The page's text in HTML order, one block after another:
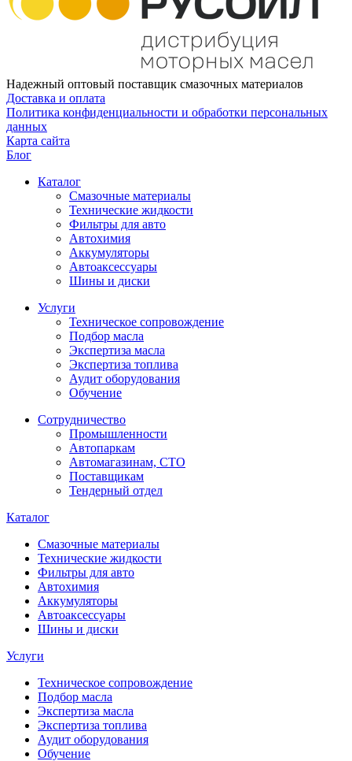
Надежный оптовый поставщик смазочных материалов
Доставка и оплата
Политика конфиденциальности и обработки персональных
данных
Карта сайта
Блог
Каталог
Смазочные материалы
Технические жидкости
Фильтры для авто
Автохимия
Аккумуляторы
Автоаксессуары
Шины и диски
Услуги
Техническое сопровождение
Подбор масла
Экспертиза масла
Экспертиза топлива
Аудит оборудования
Обучение
Сотрудничество
Промышленности
Автопаркам
Автомагазинам, СТО
Поставщикам
Тендерный отдел
Каталог
Смазочные материалы
Технические жидкости
Фильтры для авто
Автохимия
Аккумуляторы
Автоаксессуары
Шины и диски
Услуги
Техническое сопровождение
Подбор масла
Экспертиза масла
Экспертиза топлива
Аудит оборудования
Обучение